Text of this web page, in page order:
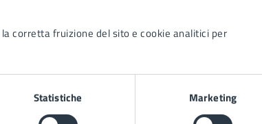
corretta fruizione del sito e cookie analitici per
Statistiche Marketing